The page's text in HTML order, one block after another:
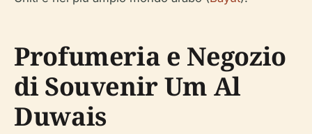
Profumeria e Negozio
di Souvenir Um Al
Duwais